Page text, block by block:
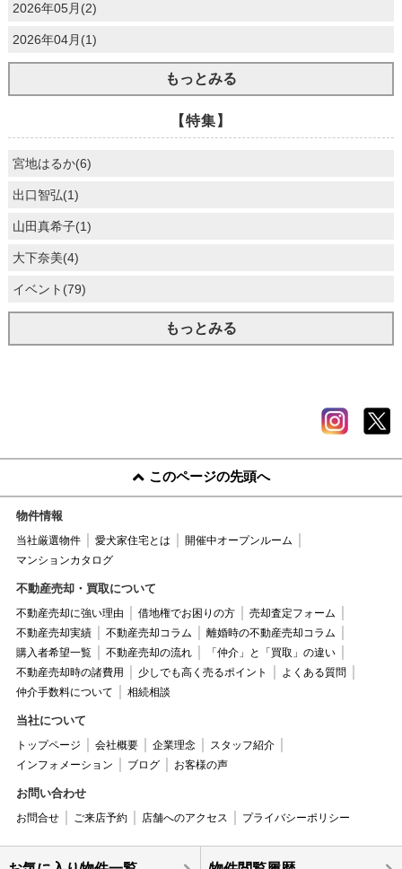
2026年05月(2)
2026年04月(1)
もっとみる
【特集】
宮地はるか(6)
出口智弘(1)
山田真希子(1)
大下奈美(4)
イベント(79)
もっとみる
このページの先頭へ
物件情報
当社厳選物件 愛犬家住宅とは
開催中オープンルーム
マンションカタログ
不動産売却・買取について
不動産売却に強い理由 借地権でお困りの方
売却査定フォーム
不動産売却実績
不動産売却コラム
離婚時の不動産売却コラム
購入者希望一覧
不動産売却の流れ
「仲介」と「買取」の違い
不動産売却時の諸費用
少しでも高く売るポイント
よくある質問
仲介手数料について
相続相談
当社について
トップページ 会社概要 企業理念
スタッフ紹介
インフォメーション
ブログ お客様の声
お問い合わせ
お問合せ ご来店予約 店舗へのアクセス プライバシーポリシー